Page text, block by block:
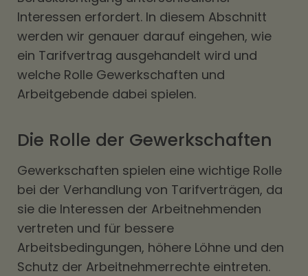
Interessen erfordert. In diesem Abschnitt
werden wir genauer darauf eingehen, wie
ein Tarifvertrag ausgehandelt wird und
welche Rolle Gewerkschaften und
Arbeitgebende dabei spielen.
Die Rolle der Gewerkschaften
Gewerkschaften spielen eine wichtige Rolle
bei der Verhandlung von Tarifverträgen, da
sie die Interessen der Arbeitnehmenden
vertreten und für bessere
Arbeitsbedingungen, höhere Löhne und den
Schutz der Arbeitnehmerrechte eintreten.